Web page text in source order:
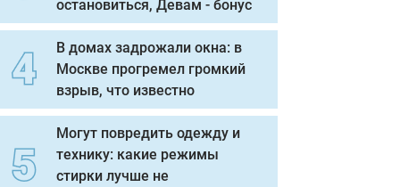
остановиться, Девам - бонус
В домах задрожали окна: в
Москве прогремел громкий
взрыв, что известно
Могут повредить одежду и
технику: какие режимы
стирки лучше не